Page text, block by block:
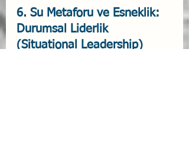
6. Su Metaforu ve Esneklik:
Durumsal Liderlik
(Situational Leadership)